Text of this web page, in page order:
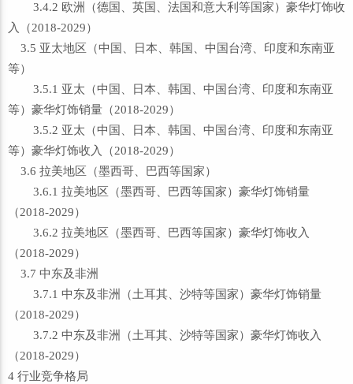
3.4.2 欧洲（德国、英国、法国和意大利等国家）豪华灯饰收
入（2018-2029）
3.5 亚太地区（中国、日本、韩国、中国台湾、印度和东南亚
等）
3.5.1 亚太（中国、日本、韩国、中国台湾、印度和东南亚
等）豪华灯饰销量（2018-2029）
3.5.2 亚太（中国、日本、韩国、中国台湾、印度和东南亚
等）豪华灯饰收入（2018-2029）
3.6 拉美地区（墨西哥、巴西等国家）
3.6.1 拉美地区（墨西哥、巴西等国家）豪华灯饰销量
（2018-2029）
3.6.2 拉美地区（墨西哥、巴西等国家）豪华灯饰收入
（2018-2029）
3.7 中东及非洲
3.7.1 中东及非洲（土耳其、沙特等国家）豪华灯饰销量
（2018-2029）
3.7.2 中东及非洲（土耳其、沙特等国家）豪华灯饰收入
（2018-2029）
4 行业竞争格局